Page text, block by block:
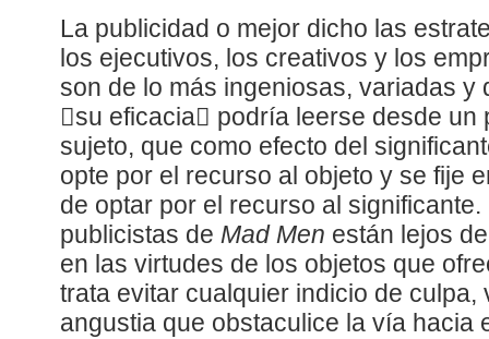
La publicidad o mejor dicho las
los ejecutivos, los creativos y los
son de lo más ingeniosas, variadas y
su eficacia podría leerse desde un
sujeto, que como efecto del
opte por el recurso al objeto y se fije
de optar por el recurso al
publicistas de Mad Men están lejos
en las virtudes de los objetos que
trata evitar cualquier indicio de culpa,
angustia que obstaculice la vía hacia